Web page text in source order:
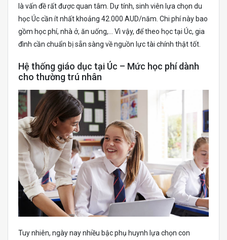
là vấn đề rất được quan tâm. Dự tính, sinh viên lựa chọn du
học Úc cần ít nhất khoảng 42.000 AUD/năm. Chi phí này bao
gồm học phí, nhà ở, ăn uống,… Vì vậy, để theo học tại Úc, gia
đình cần chuẩn bị sẵn sàng về nguồn lực tài chính thật tốt.
Hệ thống giáo dục tại Úc – Mức học phí dành
cho thường trú nhân
Tuy nhiên, ngày nay nhiều bậc phụ huynh lựa chọn con